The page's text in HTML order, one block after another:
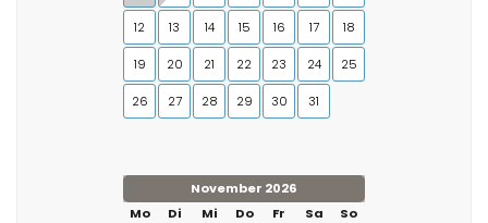
12 13 14 15 16 17 18
19 20 21 22 23 24 25
26 27 28 29 30 31
November 2026
Mo
Di Mi Do Fr Sa
So